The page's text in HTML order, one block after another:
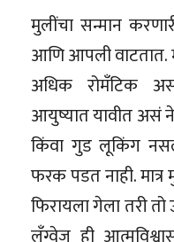
मुलींचा सन्मान
आणि आपली वाटतात.
अधिक रोमँटिक
आयुष्यात यावीत असं
किंवा गुड लूकिंग
फरक पडत नाही. मात्र
फिरायला गेला तरी तो